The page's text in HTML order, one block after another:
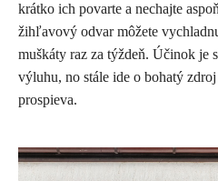
krátko ich povarte a nechajte
žihľavový odvar môžete
muškáty raz za týždeň. Účinok je
výluhu, no stále ide o bohatý
prospieva.